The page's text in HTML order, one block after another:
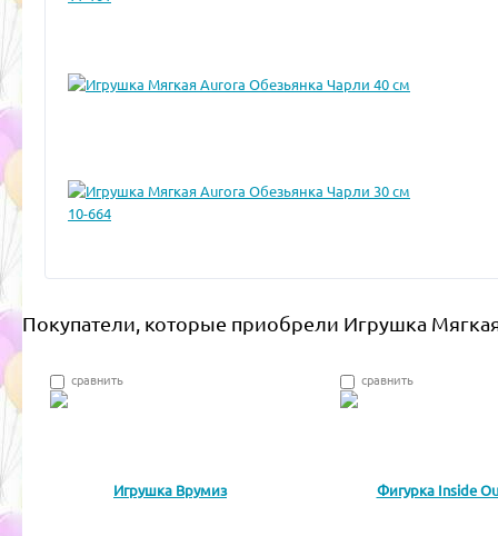
Покупатели, которые приобрели Игрушка
сравнить сравнить